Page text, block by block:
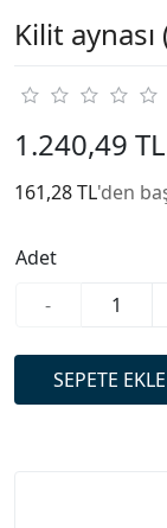
Kilit aynası
1.240,49 TL
161,28 TL'den
Adet
-